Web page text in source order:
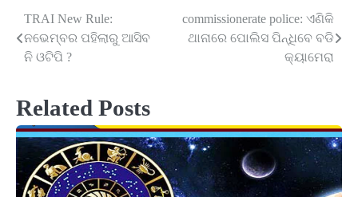
Post
navigation
TRAI New Rule:
ନଭେମ୍ବର ପହିଲାରୁ ଆସିବ
ନି ଓଟିପି ?
commissionerate police: ଏଣିକି
ଥାନାରେ ପୋଲିସ ପିନ୍ଧିବେ ବଡି
କ୍ୟାମେରା
Related Posts